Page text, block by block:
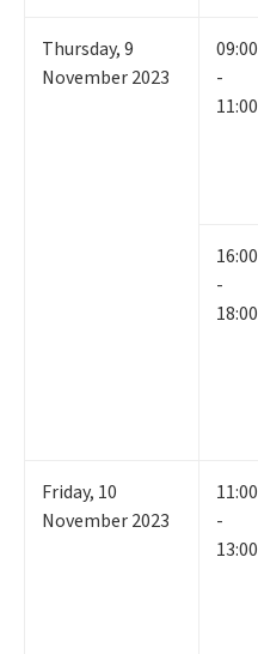
Thursday,9
November 2023
09:00
-
11:00
16:00
-
18:00
Friday, 10
November 2023
11:00
-
13:00